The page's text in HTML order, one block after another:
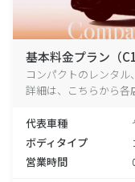
基本料金プラン（C1
コンパクトのレンタ
詳細は、こちらから各
代表車種
ボディタイプ
営業時間